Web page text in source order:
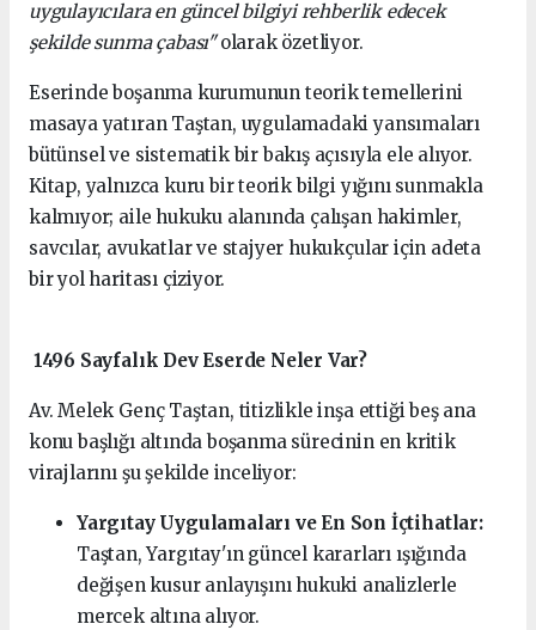
uygulayıcılara en güncel bilgiyi rehberlik edecek
şekilde sunma çabası"olarak özetliyor.
Eserinde boşanma kurumunun teorik temellerini
masaya yatıran Taştan, uygulamadaki yansımaları
bütünsel ve sistematik bir bakış açısıyla ele alıyor.
Kitap, yalnızca kuru bir teorik bilgi yığını sunmakla
kalmıyor; aile hukuku alanında çalışan hakimler,
savcılar, avukatlar ve stajyer hukukçular için adeta
bir yol haritası çiziyor.
1496 Sayfalık Dev Eserde Neler Var?
Av. Melek Genç Taştan, titizlikle inşa ettiği beş ana
konu başlığı altında boşanma sürecinin en kritik
virajlarını şu şekilde inceliyor:
Yargıtay Uygulamaları ve En Son İçtihatlar:
Taştan, Yargıtay'ın güncel kararları ışığında
değişen kusur anlayışını hukuki analizlerle
mercek altına alıyor.